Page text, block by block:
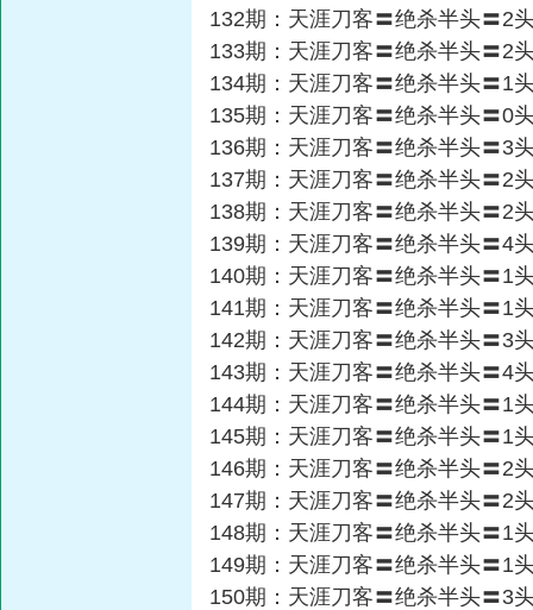
132期：天涯刀客〓绝杀半头〓2
133期：天涯刀客〓绝杀半头〓2
134期：天涯刀客〓绝杀半头〓1
135期：天涯刀客〓绝杀半头〓0
136期：天涯刀客〓绝杀半头〓3
137期：天涯刀客〓绝杀半头〓2
138期：天涯刀客〓绝杀半头〓2
139期：天涯刀客〓绝杀半头〓4
140期：天涯刀客〓绝杀半头〓1
141期：天涯刀客〓绝杀半头〓1
142期：天涯刀客〓绝杀半头〓3
143期：天涯刀客〓绝杀半头〓4
144期：天涯刀客〓绝杀半头〓1
145期：天涯刀客〓绝杀半头〓1
146期：天涯刀客〓绝杀半头〓2
147期：天涯刀客〓绝杀半头〓2
148期：天涯刀客〓绝杀半头〓1
149期：天涯刀客〓绝杀半头〓1
150期：天涯刀客〓绝杀半头〓3